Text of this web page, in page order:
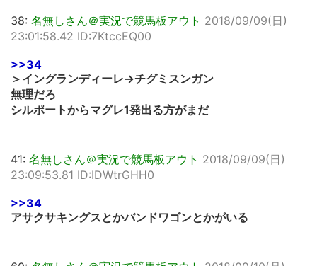
38: 名無しさん＠実況で競馬板アウト 2018/09/09(日)
23:01:58.42 ID:7KtccEQ00
>>34
＞イングランディーレ→チグミスンガン
無理だろ
シルポートからマグレ1発出る方がまだ
41: 名無しさん＠実況で競馬板アウト 2018/09/09(日)
23:09:53.81 ID:IDWtrGHH0
>>34
アサクサキングスとかバンドワゴンとかがいる